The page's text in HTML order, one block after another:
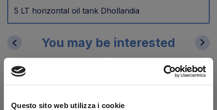
Questo sito web utilizza i cookie
5 LT horizontal oil tank Dhollandia
You may be interested